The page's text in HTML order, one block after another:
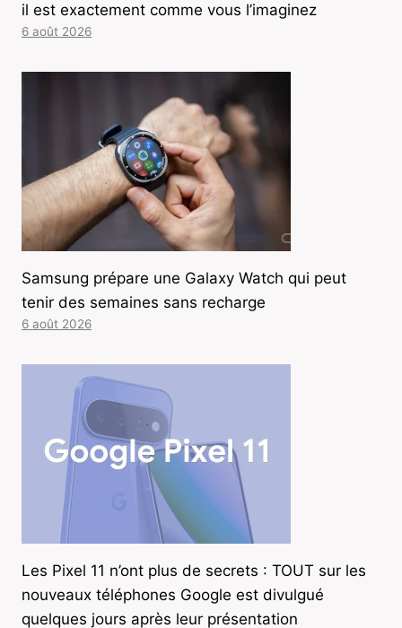
il est exactement comme vous l’imaginez
6 août 2026
Samsung prépare une Galaxy Watch qui peut
tenir des semaines sans recharge
6 août 2026
Les Pixel 11 n’ont plus de secrets : TOUT sur les
nouveaux téléphones Google est divulgué
quelques jours après leur présentation